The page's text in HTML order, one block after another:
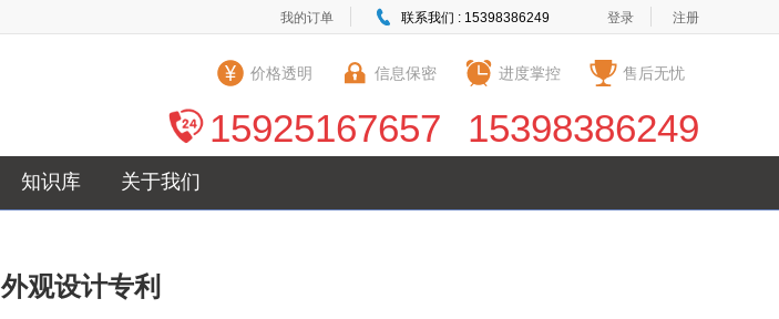
登录 注册
我的订单 联系我们 : 15398386249
价格透明 信息保密 进度掌控 售后无忧
15925167657 15398386249
知识库 关于我们
外观设计专利